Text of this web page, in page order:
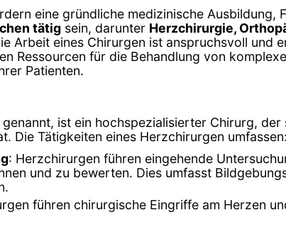
eine gründliche medizinische
tätig sein, darunter Herzchirurgie,
Arbeit eines Chirurgen ist anspruchsvoll
Ressourcen für die Behandlung von
Patienten.
ist ein hochspezialisierter Chirurg,
Die Tätigkeiten eines Herzchirurgen umfassen:
: Herzchirurgen führen eingehende
und zu bewerten. Dies umfasst
führen chirurgische Eingriffe am Herzen